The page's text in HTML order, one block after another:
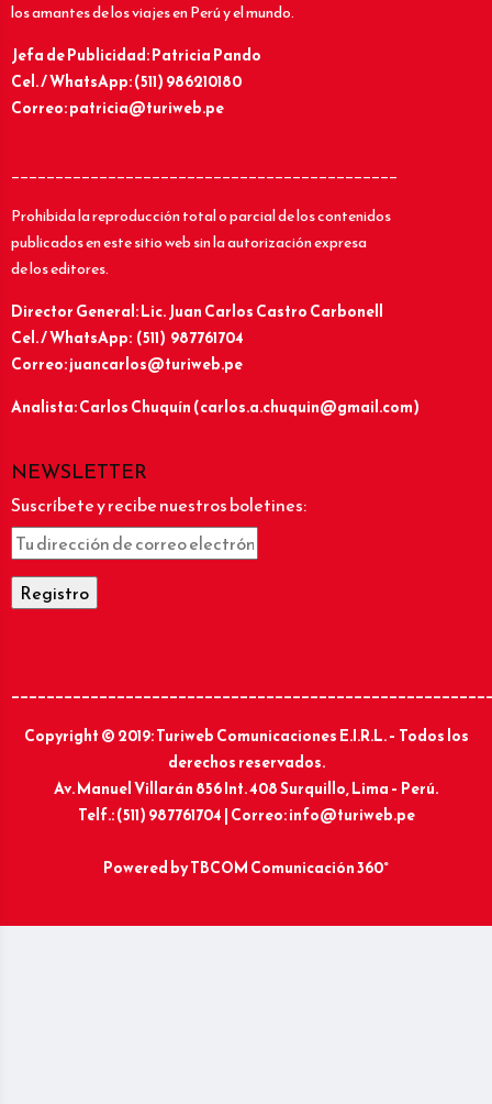
los amantes de los viajes en Perú y el mundo.
Jefa de Publicidad: Patricia Pando
Cel. / WhatsApp: (511) 986210180
Correo: patricia@turiweb.pe
____________________________________________
Prohibida la reproducción total o parcial de los contenidos
publicados en este sitio web sin la autorización expresa
de los editores.
Director General: Lic.Juan Carlos Castro Carbonell
Cel. / WhatsApp: (511) 987761704
Correo: juancarlos@turiweb.pe
Analista: Carlos Chuquín (carlos.a.chuquin@gmail.com)
NEWSLETTER
Suscríbete y recibe nuestros boletines:
Copyright © 2019: Turiweb Comunicaciones E.I.R.L. – Todos los
derechos reservados.
Av. Manuel Villarán 856 Int. 408 Surquillo, Lima – Perú.
Telf.: (511) 987761704 | Correo: info@turiweb.pe
Powered byTBCOM Comunicación 360°